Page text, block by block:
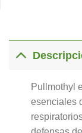
Pullmothyl
esenciales